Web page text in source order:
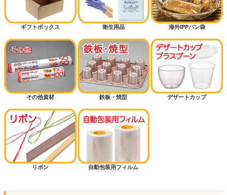
ギフトボックス 衛生用品 海外IPPパン袋
その他資材 鉄板・焼型 デザートカップ
リボン 自動包装用フィルム